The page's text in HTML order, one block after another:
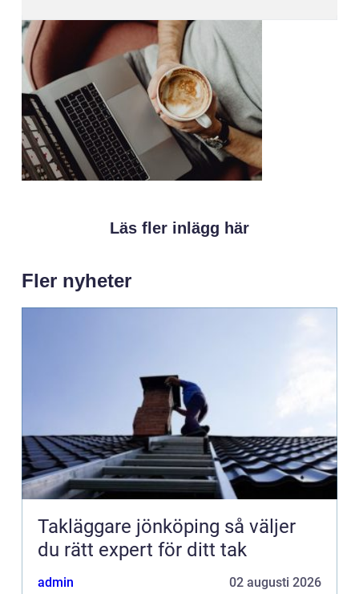
Läs fler inlägg här
Fler nyheter
Takläggare jönköping så väljer
du rätt expert för ditt tak
admin 02 augusti 2026